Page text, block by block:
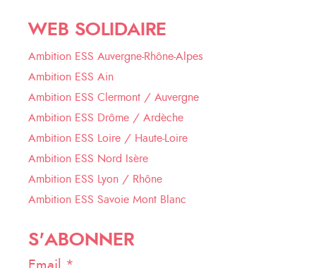
WEB SOLIDAIRE
Ambition ESS Auvergne-Rhône-Alpes
Ambition ESS Ain
Ambition ESS Clermont / Auvergne
Ambition ESS Drôme / Ardèche
Ambition ESS Loire / Haute-Loire
Ambition ESS Nord Isère
Ambition ESS Lyon / Rhône
Ambition ESS Savoie Mont Blanc
S'ABONNER